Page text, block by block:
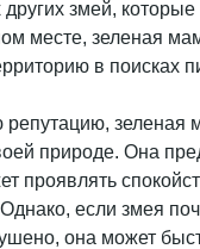
других змей,
месте, зеленая
в поисках
зеленая
природе. Она
проявлять
если змея
она может